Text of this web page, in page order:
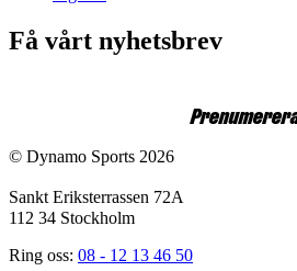
Få vårt nyhetsbrev
© Dynamo Sports 2026
Sankt Eriksterrassen 72A
112 34 Stockholm
Ring oss: 08 - 12 13 46 50